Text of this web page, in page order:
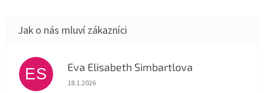
ES Eva Elisabeth Simbartlova
Hodnocení obchodu je 5 z 5 hvězdiček.
18.1.2026